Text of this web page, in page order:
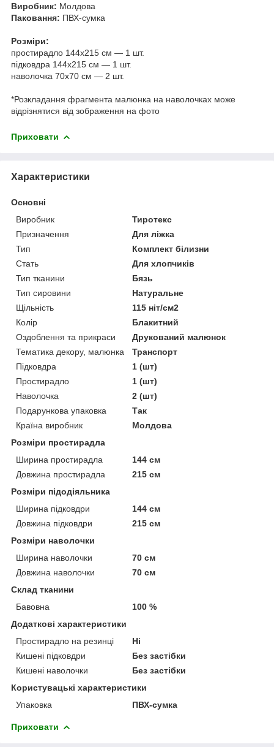
Виробник: Молдова
Паковання: ПВХ-сумка
Розміри:
простирадло 144х215 см — 1 шт.
підковдра 144х215 см — 1 шт.
наволочка 70х70 см — 2 шт.
*Розкладання фрагмента малюнка на наволочках може
відрізнятися від зображення на фото
Приховати
Характеристики
Основні
Виробник
Тиротекс
Призначення
Для ліжка
Тип
Комплект білизни
Стать
Для хлопчиків
Тип тканини
Бязь
Тип сировини
Натуральне
Щільність
115 ніт/см2
Колір
Блакитний
Оздоблення та прикраси
Друкований малюнок
Тематика декору, малюнка
Транспорт
Підковдра
1 (шт)
Простирадло
1 (шт)
Наволочка
2 (шт)
Подарункова упаковка
Так
Країна виробник
Молдова
Розміри простирадла
Ширина простирадла
144 см
Довжина простирадла
215 см
Розміри підодіяльника
Ширина підковдри
144 см
Довжина підковдри
215 см
Розміри наволочки
Ширина наволочки
70 см
Довжина наволочки
70 см
Склад тканини
Бавовна
100 %
Додаткові характеристики
Простирадло на резинці
Ні
Кишені підковдри
Без застібки
Кишені наволочки
Без застібки
Користувацькі характеристики
Упаковка
ПВХ-сумка
Приховати